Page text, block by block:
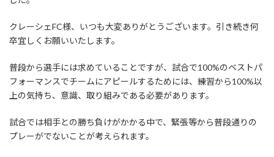
クレーシェFC様、いつも大変ありがとうございます。引き続き何
卒宜しくお願いいたします。
普段から選手には求めていることですが、試合で100%のベストパ
フォーマンスでチームにアピールするためには、練習から100%以
上の気持ち、意識、取り組みである必要があります。
試合では相手との勝ち負けがかかる中で、緊張等から普段通りの
プレーがでないことが考えられます。